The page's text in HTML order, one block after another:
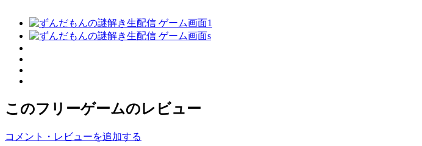
このフリーゲームのレビュー
コメント・レビューを追加する